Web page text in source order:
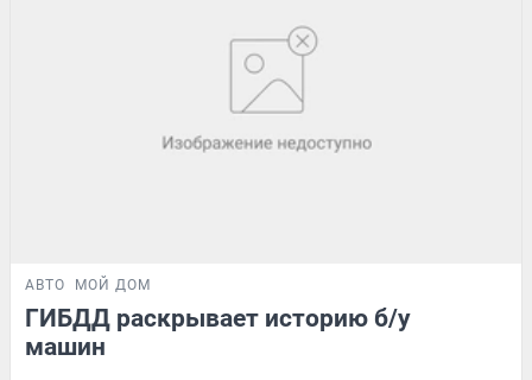
АВТО МОЙ ДОМ
ГИБДД раскрывает историю б/у
машин